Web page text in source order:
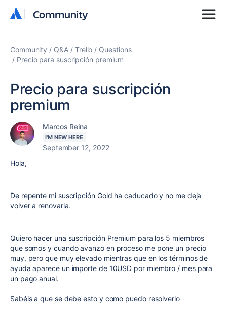
Community
Community
Community Q&A Trello
Questions
Precio para suscripción premium
Precio para suscripción
premium
Marcos Reina
I'M NEW HERE
September 12, 2022
Hola,
De repente mi suscripción Gold ha caducado y no me deja
volver a renovarla.
Quiero hacer una suscripción Premium para los 5 miembros
que somos y cuando avanzo en proceso me pone un precio
muy, pero que muy elevado mientras que en los términos de
ayuda aparece un importe de 10USD por miembro / mes para
un pago anual.
Sabéis a que se debe esto y como puedo resolverlo